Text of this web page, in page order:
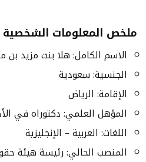
ملخص المعلومات الشخصية
الاسم الكامل: هلا بنت مزيد بن
الجنسية: سعودية
الإقامة: الرياض
المؤهل العلمي: دكتوراه في
اللغات: العربية – الإنجليزية
المنصب الحالي: رئيسة هيئة